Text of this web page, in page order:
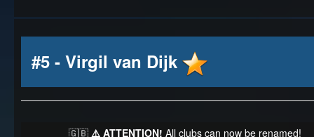
#5 - Virgil van Dijk
🇬🇧 ⚠️ ATTENTION! All clubs can now be renamed!